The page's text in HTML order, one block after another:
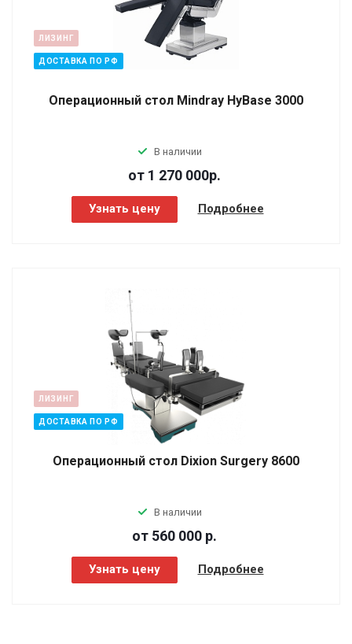
ЛИЗИНГ
ДОСТАВКА ПО РФ
Операционный стол Mindray HyBase 3000
В наличии
от 1 270 000р.
Узнать цену Подробнее
ЛИЗИНГ
ДОСТАВКА ПО РФ
Операционный стол Dixion Surgery 8600
В наличии
от 560 000 р.
Узнать цену Подробнее